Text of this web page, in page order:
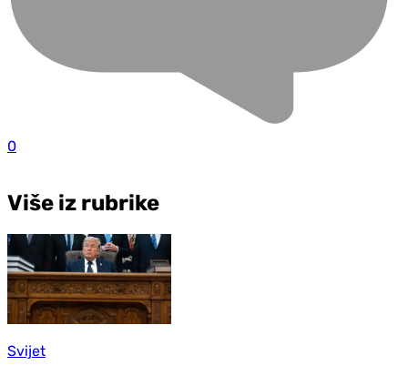
0
Više iz rubrike
Svijet